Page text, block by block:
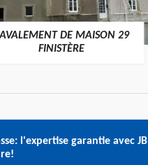
DE MAISON 29
FINISTÈRE
l'expertise garantie avec JB